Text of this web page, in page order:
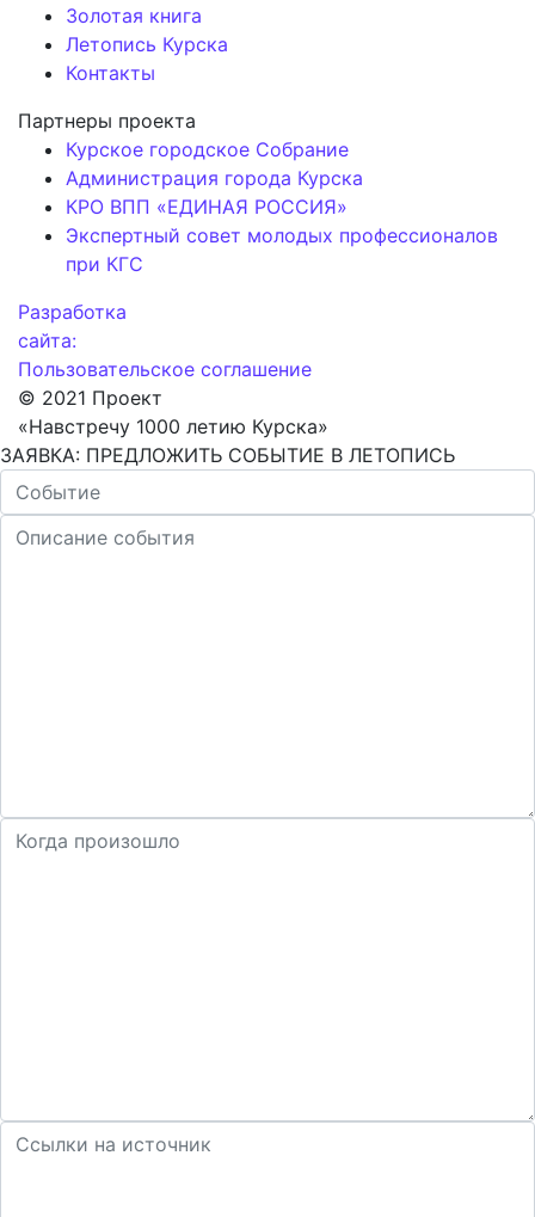
Золотая книга
Летопись Курска
Контакты
Партнеры проекта
Курское городское Собрание
Администрация города Курска
КРО ВПП «ЕДИНАЯ РОССИЯ»
Экспертный совет молодых профессионалов
при КГС
Разработка
сайта:
Пользовательское соглашение
© 2021 Проект
«Навстречу 1000 летию Курска»
ЗАЯВКА: ПРЕДЛОЖИТЬ СОБЫТИЕ В ЛЕТОПИСЬ